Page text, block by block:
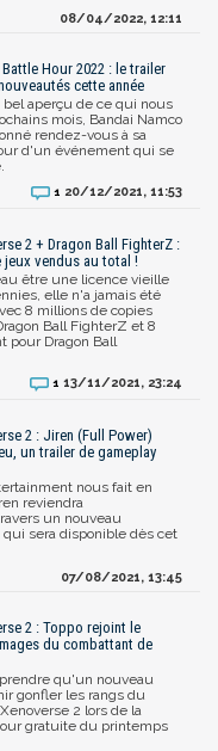
08/04/2022, 12:11
Hour 2022 : le trailer
cette année
aperçu de ce qui nous
mois, Bandai Namco
rendez-vous à sa
d'un événement qui se
1 20/12/2021, 11:53
2 + Dragon Ball FighterZ :
vendus au total !
être une licence vieille
elle n'a jamais été
8 millions de copies
Ball FighterZ et 8
pour Dragon Ball
1 13/11/2021, 23:24
2 : Jiren (Full Power)
un trailer de gameplay
nous fait en
reviendra
un nouveau
qui sera disponible dès cet
07/08/2021, 13:45
2 : Toppo rejoint le
du combattant de
qu'un nouveau
gonfler les rangs du
2 lors de la
gratuite du printemps